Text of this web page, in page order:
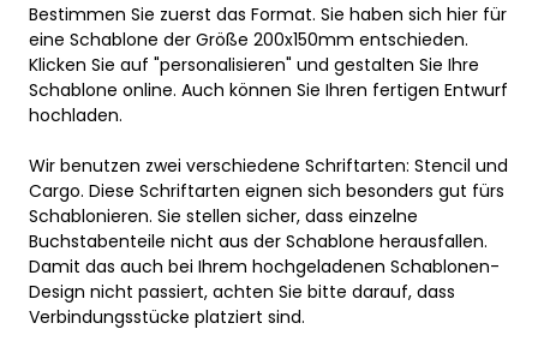
Bestimmen Sie zuerst das Format. Sie haben sich hier für
eine Schablone der Größe 200x150mm entschieden.
Klicken Sie auf "personalisieren" und gestalten Sie Ihre
Schablone online. Auch können Sie Ihren fertigen Entwurf
hochladen.
Wir benutzen zwei verschiedene Schriftarten: Stencil und
Cargo. Diese Schriftarten eignen sich besonders gut fürs
Schablonieren. Sie stellen sicher, dass einzelne
Buchstabenteile nicht aus der Schablone herausfallen.
Damit das auch bei Ihrem hochgeladenen Schablonen-
Design nicht passiert, achten Sie bitte darauf, dass
Verbindungsstücke platziert sind.